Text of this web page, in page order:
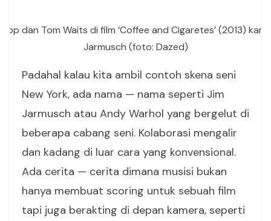
dan Tom Waits di film ‘Coffee and Cigaretes’ (2013)
Jarmusch (foto: Dazed)
Padahal kalau kita ambil contoh skena seni
New York, ada nama — nama seperti Jim
Jarmusch atau Andy Warhol yang bergelut di
beberapa cabang seni. Kolaborasi mengalir
dan kadang di luar cara yang konvensional.
Ada cerita — cerita dimana musisi bukan
hanya membuat scoring untuk sebuah film
tapi juga berakting di depan kamera, seperti